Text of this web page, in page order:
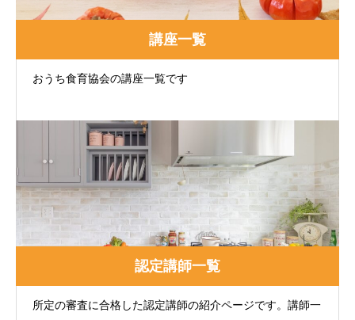
講座一覧
おうち食育協会の講座一覧です
認定講師一覧
所定の審査に合格した認定講師の紹介ページです。講師一